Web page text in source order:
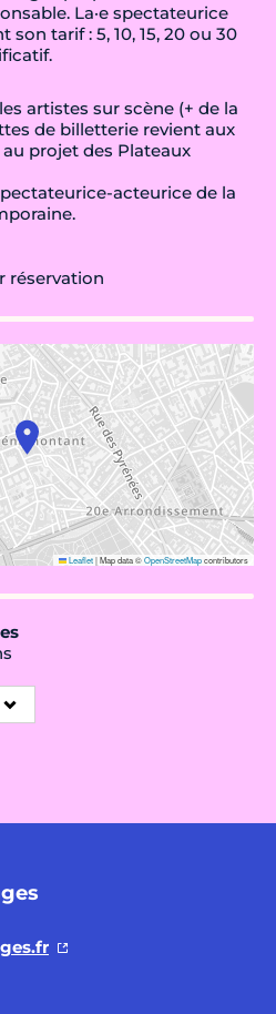
La·e spectateurice
tarif : 5, 10, 15, 20 ou 30
artistes sur scène (+ de la
de billetterie revient aux
projet des Plateaux
acteurice de la
réservation
Leaflet|Map data ©OpenStreetMapcontributors